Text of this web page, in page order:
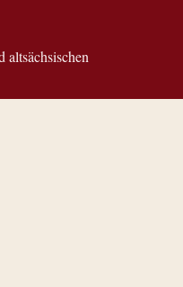
altsächsischen